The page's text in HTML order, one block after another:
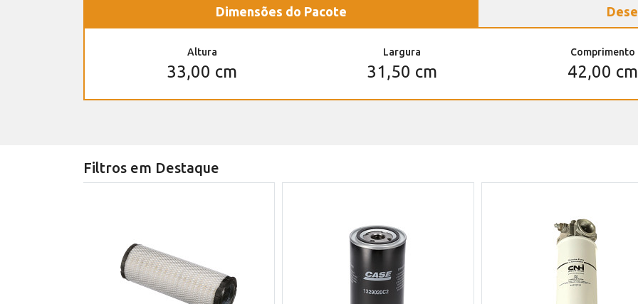
Dimensões do Pacote
Altura
33,00 cm
Largura
31,50 cm
Comprimento
42,00 cm
Filtros em Destaque